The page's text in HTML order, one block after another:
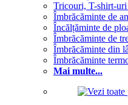
Tricouri, T-shirt-
Îmbrăcăminte de
Încălțăminte de
Îmbrăcăminte de
Îmbrăcăminte din
Îmbrăcăminte
Mai multe...